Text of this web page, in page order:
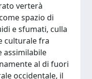
verterà
spazio di
e sfumati, culla
culturale fra
assimilabile
al di fuori
occidentale, il